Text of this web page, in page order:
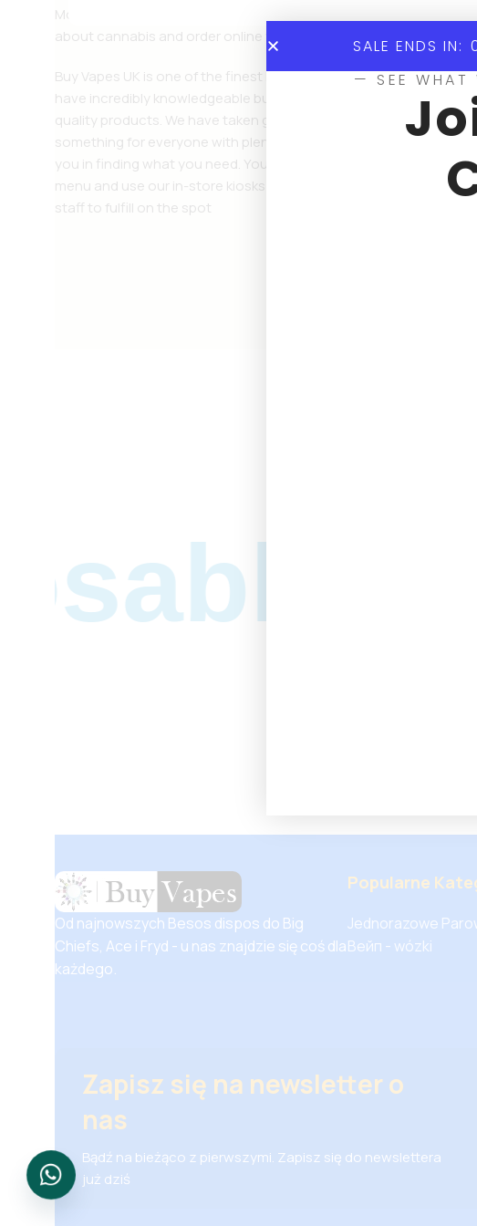
More than 4 thousand people engage with us each year to learn
about cannabis and order online with local businesses.
Buy Vapes UK is one of the finest Disposable Vape stores in The
have incredibly knowledgeable budtenders and carry only the
quality products. We have taken great care to make sure we have
something for everyone with plenty of options. We would love to
you in finding what you need. You can also preorder from our
menu and use our in-store kiosks to explore and place orders for
staff to fulfill on the spot
Od najnowszych Besos dispos do Big
Chiefs, Ace i Fryd - u nas znajdzie się coś dla
każdego.
Popularne
Jednorazowe
Вейп - wózki
Zapisz się na newsletter o
nas
Bądź na bieżąco z pierwszymi. Zapisz się do newslettera
już dziś
SALE ENDS IN:
— SEE WHAT